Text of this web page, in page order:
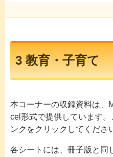
3 教育・子育て
本コーナーの収録資料は、
cel形式で提供しています
ンクをクリックしてくださ
各シートには、冊子版と同